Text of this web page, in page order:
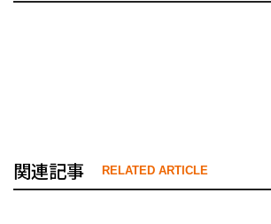
関連記事 RELATED ARTICLE